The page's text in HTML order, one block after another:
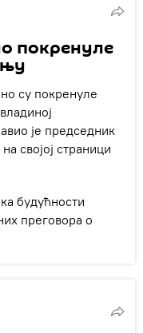
покренуле
су покренуле
је председник
својој страници
будућности
преговора о